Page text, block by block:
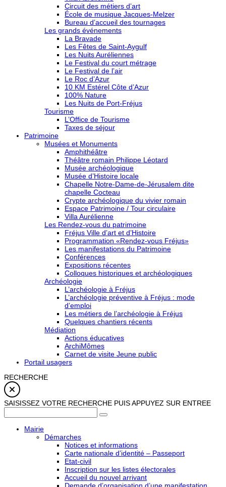
Circuit des métiers d’art
École de musique Jacques-Melzer
Bureau d’accueil des tournages
Les grands événements
La Bravade
Les Fêtes de Saint-Aygulf
Les Nuits Auréliennes
Le Festival du court métrage
Le Festival de l’air
Le Roc d’Azur
10 KM Estérel Côte d’Azur
100% Nature
Les Nuits de Port-Fréjus
Tourisme
L’Office de Tourisme
Taxes de séjour
Patrimoine
Musées et Monuments
Amphithéâtre
Théâtre romain Philippe Léotard
Musée archéologique
Musée d’Histoire locale
Chapelle Notre-Dame-de-Jérusalem dite
chapelle Cocteau
Crypte archéologique du vivier romain
Espace Patrimoine / Tour circulaire
Villa Aurélienne
Les Rendez-vous du patrimoine
Fréjus Ville d’art et d’Histoire
Programmation «Rendez-vous Fréjus»
Les manifestations du Patrimoine
Conférences
Expositions récentes
Colloques historiques et archéologiques
Archéologie
L’archéologie à Fréjus
L’archéologie préventive à Fréjus : mode
d’emploi
Les métiers de l’archéologie à Fréjus
Quelques chantiers récents
Médiation
Actions éducatives
ArchiMômes
Carnet de visite Jeune public
Portail usagers
RECHERCHE
SAISISSEZ VOTRE RECHERCHE PUIS APPUYEZ SUR ENTREE
Mairie
Démarches
Notices et informations
Carte nationale d’identité – Passeport
Etat-civil
Inscription sur les listes électorales
Accueil du nouvel arrivant